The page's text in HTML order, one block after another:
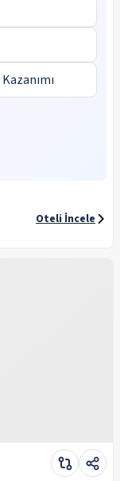
Oteli İncele